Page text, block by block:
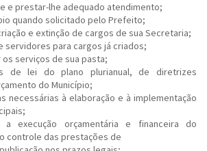
e prestar-lhe adequado atendimento;
quando solicitado pelo Prefeito;
e extinção de cargos de sua Secretaria;
servidores para cargos já criados;
serviços de sua pasta;
de lei do plano plurianual, de diretrizes
do Município;
necessárias à elaboração e à implementação
execução orçamentária e financeira do
controle das prestações de